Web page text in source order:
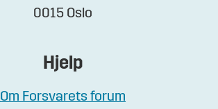
0015 Oslo
Hjelp
Om Forsvarets forum